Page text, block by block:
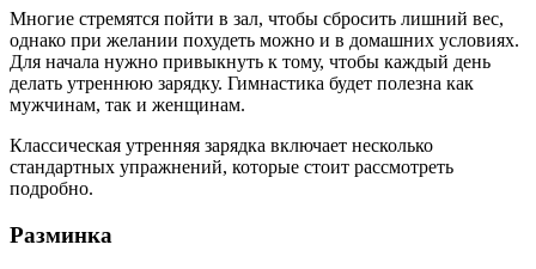
Многие стремятся пойти в зал, чтобы сбросить лишний вес,
однако при желании похудеть можно и в домашних условиях.
Для начала нужно привыкнуть к тому, чтобы каждый день
делать утреннюю зарядку. Гимнастика будет полезна как
мужчинам, так и женщинам.
Классическая утренняя зарядка включает несколько
стандартных упражнений, которые стоит рассмотреть
подробно.
Разминка